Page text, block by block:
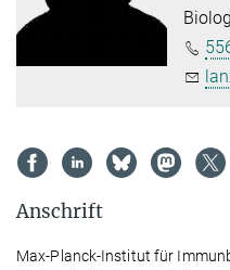
Anschrift
Max-Planck-Institut für